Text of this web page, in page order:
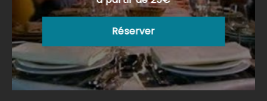
Réserver